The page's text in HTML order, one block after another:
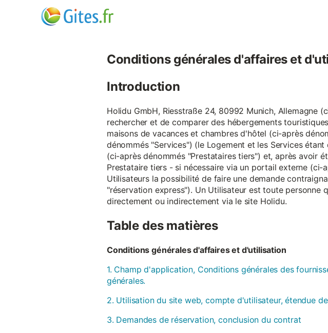
Conditions générales d'affaires et
Introduction
Holidu GmbH, Riesstraße 24, 80992 Munich, Allemagne
rechercher et de comparer des hébergements
maisons de vacances et chambres d'hôtel (ci-après
dénommés "Services") (le Logement et les Services
(ci-après dénommés "Prestataires tiers") et, après avoir
Prestataire tiers - si nécessaire via un portail externe
Utilisateurs la possibilité de faire une demande
"réservation express"). Un Utilisateur est toute
directement ou indirectement via le site Holidu.
Table des matières
Conditions générales d'affaires et d'utilisation
1. Champ d'application, Conditions générales des
générales.
2. Utilisation du site web, compte d'utilisateur, étendue
3. Demandes de réservation, conclusion du contrat